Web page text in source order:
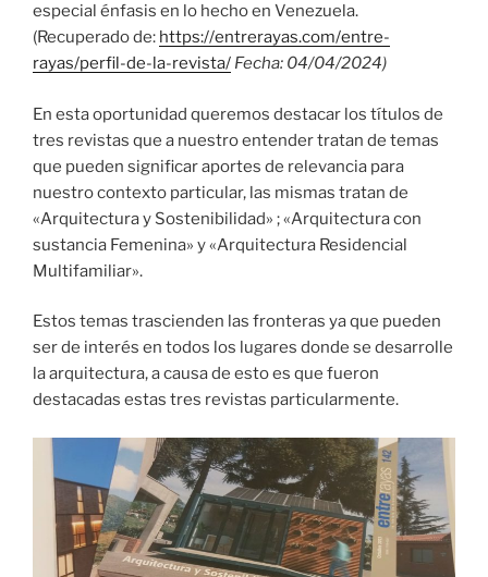
especial énfasis en lo hecho en Venezuela.
(Recuperado de: https://entrerayas.com/entre-
rayas/perfil-de-la-revista/ Fecha: 04/04/2024)
En esta oportunidad queremos destacar los títulos de
tres revistas que a nuestro entender tratan de temas
que pueden significar aportes de relevancia para
nuestro contexto particular, las mismas tratan de
«Arquitectura y Sostenibilidad» ; «Arquitectura con
sustancia Femenina» y «Arquitectura Residencial
Multifamiliar».
Estos temas trascienden las fronteras ya que pueden
ser de interés en todos los lugares donde se desarrolle
la arquitectura, a causa de esto es que fueron
destacadas estas tres revistas particularmente.